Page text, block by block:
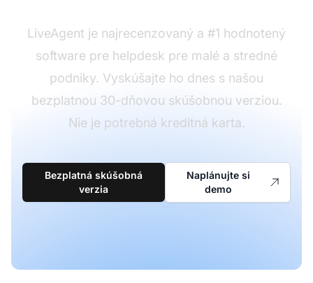
LiveAgent je najrecenzovaný a #1 hodnotený
software pre helpdesk pre malé a stredné
podniky. Vyskúšajte ho dnes s našou
bezplatnou 30-dňovou skúšobnou verziou.
Nie je potrebná kreditná karta.
Bezplatná skúšobná
verzia
Naplánujte si
demo